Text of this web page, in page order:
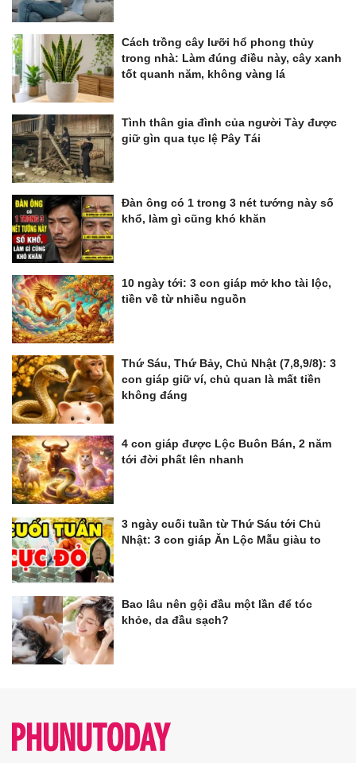
Cách trồng cây lưỡi hổ phong thủy
trong nhà: Làm đúng điều này, cây xanh
tốt quanh năm, không vàng lá
Tình thân gia đình của người Tày được
giữ gìn qua tục lệ Pây Tái
Đàn ông có 1 trong 3 nét tướng này số
khổ, làm gì cũng khó khăn
10 ngày tới: 3 con giáp mở kho tài lộc,
tiền về từ nhiều nguồn
Thứ Sáu, Thứ Bảy, Chủ Nhật (7,8,9/8): 3
con giáp giữ ví, chủ quan là mất tiền
không đáng
4 con giáp được Lộc Buôn Bán, 2 năm
tới đời phất lên nhanh
3 ngày cuối tuần từ Thứ Sáu tới Chủ
Nhật: 3 con giáp Ăn Lộc Mẫu giàu to
Bao lâu nên gội đầu một lần để tóc
khỏe, da đầu sạch?